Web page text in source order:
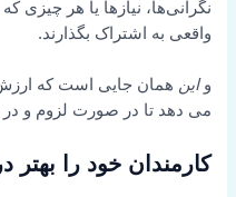
نگرانی‌ها، نیازها یا هر چیزی
واقعی به اشتراک بگذارند.
واین همان جایی است که
می دهد تا در صورت لزوم و در
کارمندان خود را بهتر